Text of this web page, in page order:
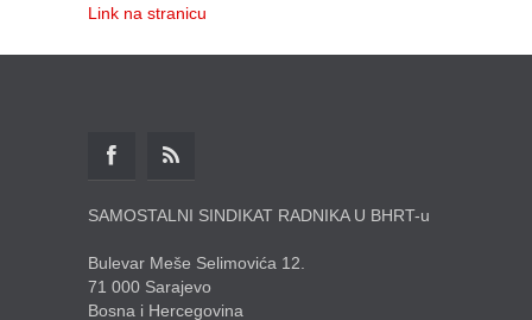
Link na stranicu
SAMOSTALNI SINDIKAT RADNIKA U BHRT-u
Bulevar Meše Selimovića 12.
71 000 Sarajevo
Bosna i Hercegovina